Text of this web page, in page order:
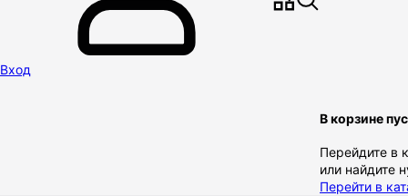
Вход
В корзине
Перейдите в
или найдите
Перейти в